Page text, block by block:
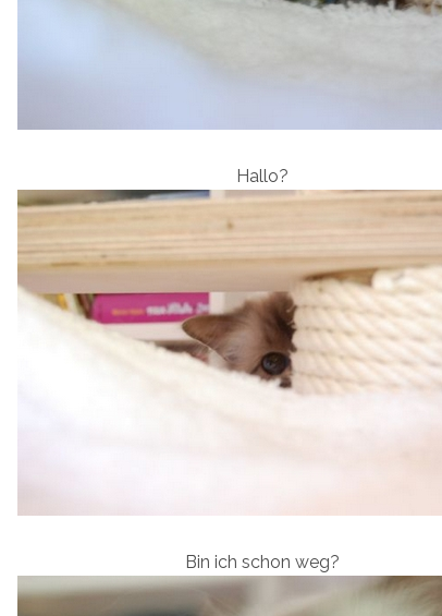
Hallo?
Bin ich schon weg?